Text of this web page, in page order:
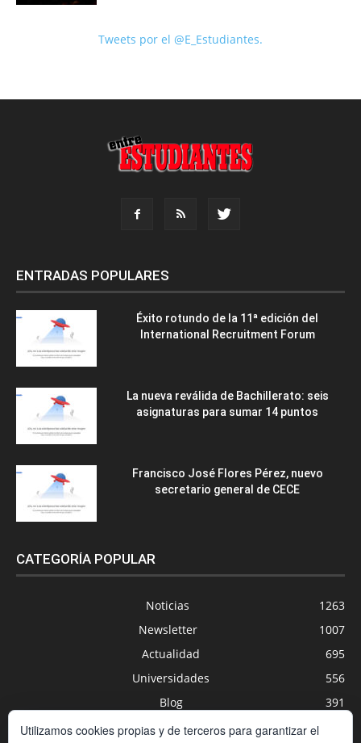
Tweets por el @E_Estudiantes.
ENTRADAS POPULARES
Éxito rotundo de la 11ª edición del
International Recruitment Forum
La nueva reválida de Bachillerato: seis
asignaturas para sumar 14 puntos
Francisco José Flores Pérez, nuevo
secretario general de CECE
CATEGORÍA POPULAR
Noticias
1263
Newsletter
1007
Actualidad
695
Universidades
556
Blog
391
Agenda
Utilizamos cookies propias y de terceros para garantizar el